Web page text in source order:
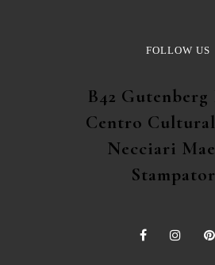
FOLLOW US
B42
Centro
Necciari